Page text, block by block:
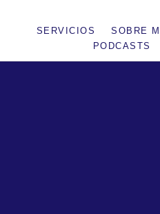
SERVICIOS SOBRE MÍ
PODCASTS